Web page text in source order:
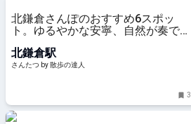
北鎌倉さんぽのおすすめ6スポッ
ト。ゆるやかな安寧、自然が奏でる
歩の達人
北鎌倉駅
さんたつ by 散歩の達人
3